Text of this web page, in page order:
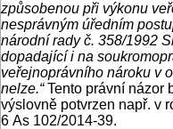
způsobenou při výkonu
nesprávným úředním
národní rady č. 358/1992
dopadající i na
veřejnoprávního nároku v
nelze.“Tento právní názor
výslovně potvrzen např. v
6 As 102/2014-39.